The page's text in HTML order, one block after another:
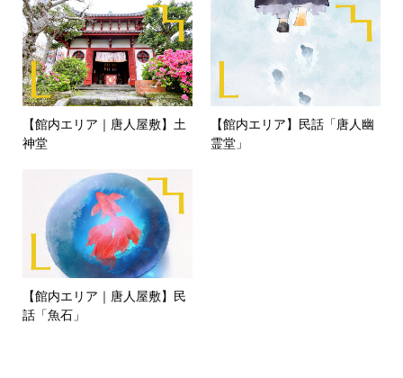
【館内エリア｜唐人屋敷】土
神堂
【館内エリア】民話「唐人幽
霊堂」
【館内エリア｜唐人屋敷】民
話「魚石」